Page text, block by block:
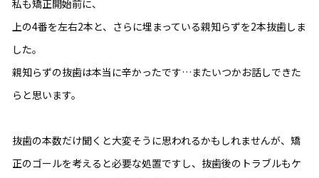
私も矯正開始前に、
上の4番を左右2本と、さらに埋まっている親知らずを2本抜歯しま
した。
親知らずの抜歯は本当に辛かったです…またいつかお話しできた
らと思います。
抜歯の本数だけ聞くと大変そうに思われるかもしれませんが、矯
正のゴールを考えると必要な処置ですし、抜歯後のトラブルもケ